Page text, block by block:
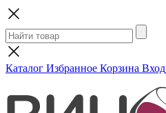
Каталог Избранное Корзина Вход